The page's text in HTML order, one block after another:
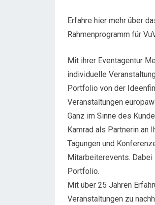
Erfahre hier mehr über
Rahmenprogramm für
Mit ihrer Eventagentur
individuelle
Portfolio von der
Veranstaltungen
Ganz im Sinne des
Kamrad als Partnerin an
Tagungen und
Mitarbeiterevents.
Portfolio.
Mit über 25 Jahren
Veranstaltungen zu